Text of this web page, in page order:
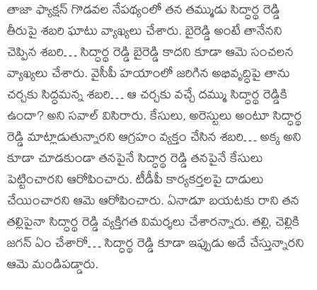
తాజా ఫ్యాక్షన్ గొడవల నేపథ్యంలో తన తమ్ముడు సిద్ధార్థ రెడ్డి
తీరుపై శబరి ఘాటు వ్యాఖ్యలు చేశారు. బైరెడ్డి అంటే తానేనని
చెప్పిన శబరి… సిద్ధార్థ రెడ్డి బైరెడ్డి కాదని కూడా ఆమె సంచలన
వ్యాఖ్యలు చేశారు. వైసీపీ హయాంలో జరిగిన అభివృద్ధిపై తాను
చర్చకు సిద్ధమన్న శబరి… ఆ చర్చకు వచ్చే దమ్ము సిద్ధార్థ రెడ్డికి
ఉందా? అని సవాల్ విసిరారు. కేసులు, అరెస్టులు అంటూ సిద్ధార్థ
రెడ్డి మాట్లాడుతున్నారని ఆగ్రహం వ్యక్తం చేసిన శబరి… అక్క అని
కూడా చూడకుండా తనపైనే సిద్ధార్థ రెడ్డి తనపైనే కేసులు
పెట్టించారని ఆరోపించారు. టీడీపీ కార్యకర్తలపై దాడులు
చేయించారని ఆమె ఆరోపించారు. ఏనాడూ బయటకు రాని తన
తల్లిపైనా సిద్ధార్థ రెడ్డి వ్యక్తిగత విమర్శలు చేశారన్నారు. తల్లి, చెల్లికి
జగన్ ఏం చేశారో… సిద్ధార్థ రెడ్డి కూడా ఇప్పుడు అదే చేస్తున్నారని
ఆమె మండిపడ్డారు.